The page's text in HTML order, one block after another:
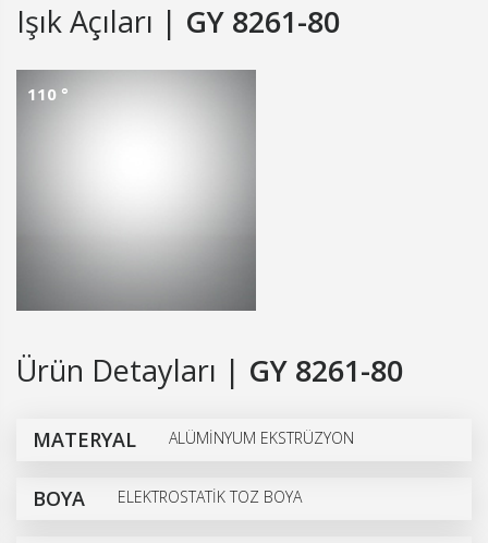
Işık Açıları | GY 8261-80
110 °
Ürün Detayları | GY 8261-80
MATERYAL ALÜMİNYUM EKSTRÜZYON
BOYA ELEKTROSTATİK TOZ BOYA